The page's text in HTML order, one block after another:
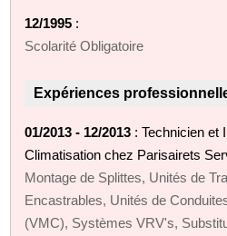
12/1995 :
Scolarité Obligatoire
Expériences
01/2013 - 12/2013 : Technicien et
Climatisation chez Parisairets
Montage de Splittes, Unités de
Encastrables, Unités de
(VMC), Systèmes VRV's,